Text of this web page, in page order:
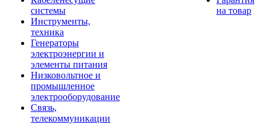
системы
Инструменты,
техника
Генераторы
электроэнергии и
элементы питания
Низковольтное и
промышленное
электрооборудование
Связь,
телекоммуникации
на товар